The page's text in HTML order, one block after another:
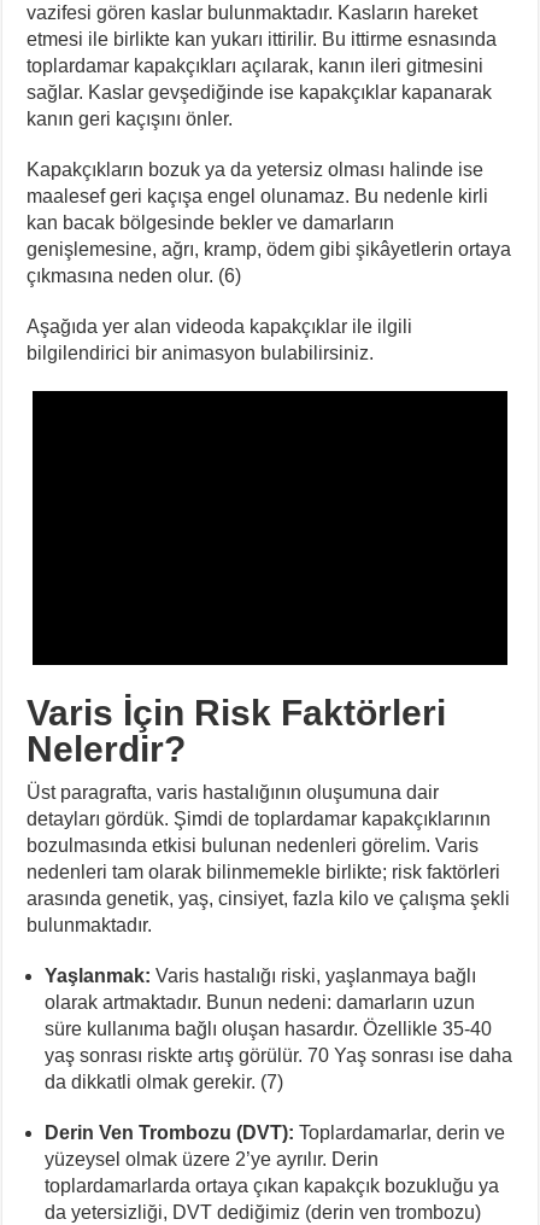
vazifesi gören kaslar bulunmaktadır. Kasların hareket
etmesi ile birlikte kan yukarı ittirilir. Bu ittirme esnasında
toplardamar kapakçıkları açılarak, kanın ileri gitmesini
sağlar. Kaslar gevşediğinde ise kapakçıklar kapanarak
kanın geri kaçışını önler.
Kapakçıkların bozuk ya da yetersiz olması halinde ise
maalesef geri kaçışa engel olunamaz. Bu nedenle kirli
kan bacak bölgesinde bekler ve damarların
genişlemesine, ağrı, kramp, ödem gibi şikâyetlerin ortaya
çıkmasına neden olur. (6)
Aşağıda yer alan videoda kapakçıklar ile ilgili
bilgilendirici bir animasyon bulabilirsiniz.
Varis İçin Risk Faktörleri
Nelerdir?
Üst paragrafta, varis hastalığının oluşumuna dair
detayları gördük. Şimdi de toplardamar kapakçıklarının
bozulmasında etkisi bulunan nedenleri görelim. Varis
nedenleri tam olarak bilinmemekle birlikte; risk faktörleri
arasında genetik, yaş, cinsiyet, fazla kilo ve çalışma şekli
bulunmaktadır.
Yaşlanmak: Varis hastalığı riski, yaşlanmaya bağlı
olarak artmaktadır. Bunun nedeni: damarların uzun
süre kullanıma bağlı oluşan hasardır. Özellikle 35-40
yaş sonrası riskte artış görülür. 70 Yaş sonrası ise daha
da dikkatli olmak gerekir. (7)
Derin Ven Trombozu (DVT): Toplardamarlar, derin ve
yüzeysel olmak üzere 2’ye ayrılır. Derin
toplardamarlarda ortaya çıkan kapakçık bozukluğu ya
da yetersizliği, DVT dediğimiz (derin ven trombozu)